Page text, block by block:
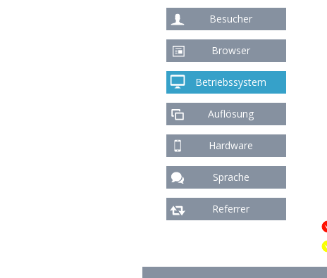
Besucher
Browser
Betriebssystem
Auflösung
Hardware
Sprache
Referrer